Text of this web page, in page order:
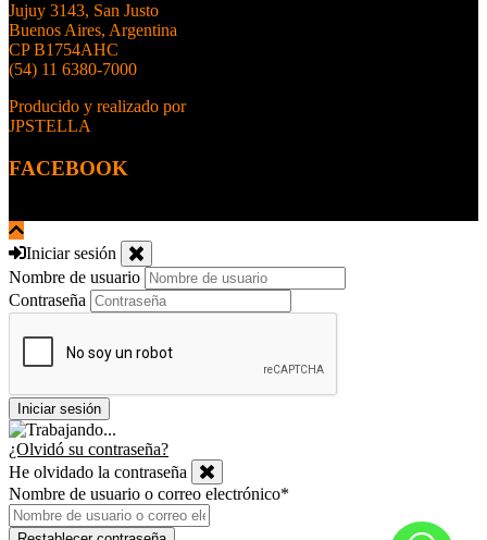
Jujuy 3143, San Justo
Buenos Aires, Argentina
CP B1754AHC
(54) 11 6380-7000
Producido y realizado por
JPSTELLA
FACEBOOK
Iniciar sesión
Nombre de usuario
Contraseña
¿Olvidó su contraseña?
He olvidado la contraseña
Nombre de usuario o correo electrónico*